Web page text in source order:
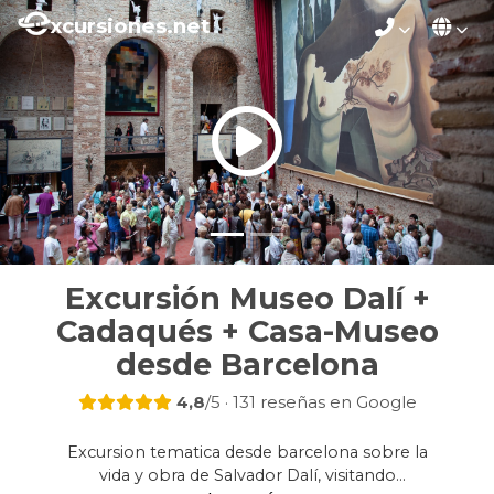
xcursiones.net
Excursión Museo Dalí +
Cadaqués + Casa-Museo
desde Barcelona
4,8/5 · 131 reseñas en Google
Excursion tematica desde barcelona sobre la
vida y obra de Salvador Dalí, visitando